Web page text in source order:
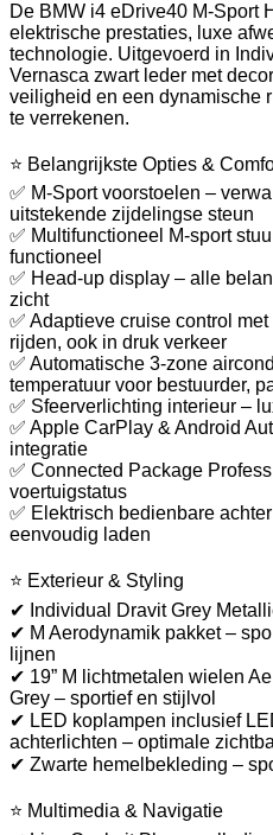
De BMW i4 eDrive40 M-Sport
elektrische prestaties, luxe
technologie. Uitgevoerd in
Vernasca zwart leder met
veiligheid en een dynamische
te verrekenen.
⭐ Belangrijkste Opties &
✅ M-Sport voorstoelen –
uitstekende zijdelingse steun
✅ Multifunctioneel M-sport
functioneel
✅ Head-up display – alle
zicht
✅ Adaptieve cruise control
rijden, ook in druk verkeer
✅ Automatische 3-zone
temperatuur voor bestuurder,
✅ Sfeerverlichting interieur –
✅ Apple CarPlay & Android
integratie
✅ Connected Package
voertuigstatus
✅ Elektrisch bedienbare
eenvoudig laden
⭐ Exterieur & Styling
✔ Individual Dravit Grey
✔ M Aerodynamik pakket –
lijnen
✔ 19” M lichtmetalen wielen
Grey – sportief en stijlvol
✔ LED koplampen inclusief
achterlichten – optimale
✔ Zwarte hemelbekleding –
⭐ Multimedia & Navigatie